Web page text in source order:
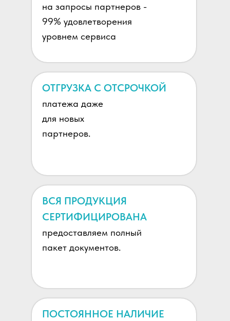
на запросы партнеров -
99% удовлетворения
уровнем сервиса
ПОСТОЯННОЕ НАЛИЧИЕ
ОТГРУЗКА С ОТСРОЧКОЙ
платежа даже
для новых
партнеров.
ВСЯ ПРОДУКЦИЯ
СЕРТИФИЦИРОВАНА
предоставляем полный
пакет документов.